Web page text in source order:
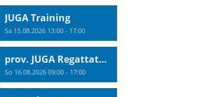
JUGA Training
Sa 15.08.2026 13:00 - 17:00
prov. JUGA Regattatraining
So 16.08.2026 09:00 - 17:00